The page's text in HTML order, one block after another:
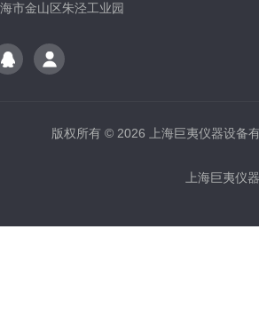
市金山区朱泾工业园
版权所有 © 2026 上海巨夷仪器设
上海巨夷仪